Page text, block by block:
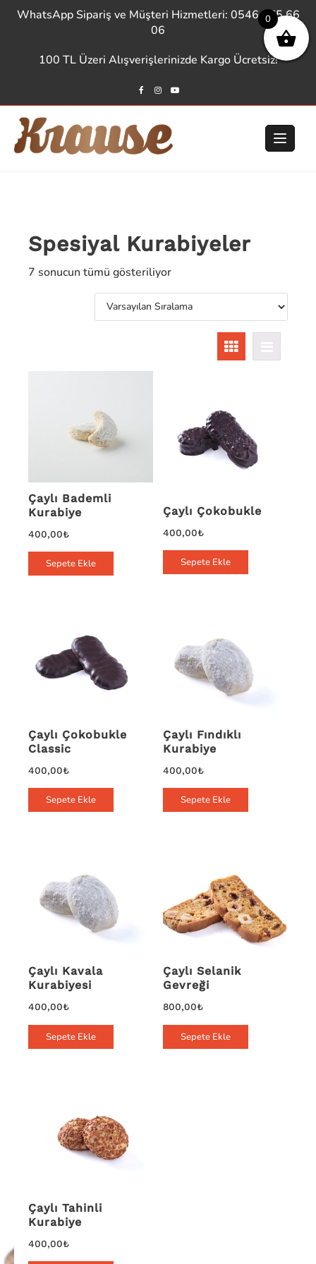
WhatsApp Sipariş ve Müşteri Hizmetleri: 0546 975 66
06
100 TL Üzeri Alışverişlerinizde Kargo Ücretsiz!
Spesiyal Kurabiyeler
7 sonucun tümü gösteriliyor
Çaylı Bademli
Kurabiye
400,00₺
Sepete Ekle
Çaylı Çokobukle
400,00₺
Sepete Ekle
Çaylı Çokobukle
Classic
400,00₺
Sepete Ekle
Çaylı Fındıklı
Kurabiye
400,00₺
Sepete Ekle
Çaylı Kavala
Kurabiyesi
400,00₺
Sepete Ekle
Çaylı Selanik
Gevreği
800,00₺
Sepete Ekle
Çaylı Tahinli
Kurabiye
400,00₺
0